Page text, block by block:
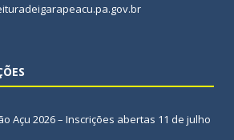
Açu 2026 – Inscrições abertas 11 de julho